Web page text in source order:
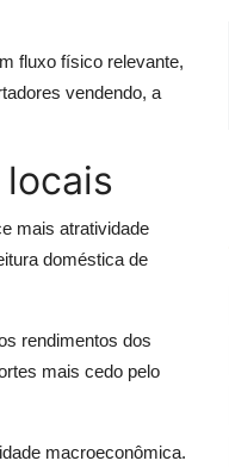
fluxo físico relevante,
vendendo, a
mais atratividade
doméstica de
rendimentos dos
mais cedo pelo
macroeconômica.